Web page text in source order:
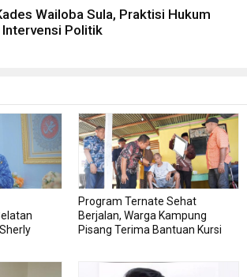
Wailoba Sula, Praktisi Hukum
Intervensi Politik
Program Ternate Sehat
Berjalan, Warga Kampung
Pisang Terima Bantuan Kursi